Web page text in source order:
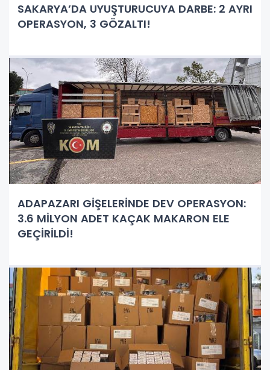
SAKARYA’DA UYUŞTURUCUYA DARBE: 2 AYRI
OPERASYON, 3 GÖZALTI!
ADAPAZARI GİŞELERİNDE DEV OPERASYON:
3.6 MİLYON ADET KAÇAK MAKARON ELE
GEÇİRİLDİ!